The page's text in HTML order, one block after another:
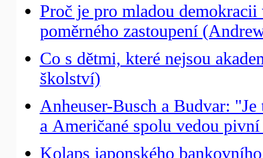
Proč je pro mladou
poměrného zastoupení
Co s dětmi, které nejsou
školství)
Anheuser-Busch a Budvar:
a Američané spolu vedou
Kolaps japonského